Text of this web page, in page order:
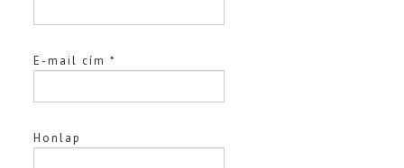
E-mail cím*
Honlap